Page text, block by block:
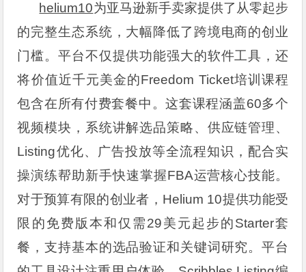
helium10为亚马逊新手卖家提供了从零起步
的完整生态系统，大幅降低了跨境电商的创业
门槛。平台不仅提供功能强大的软件工具，还
将价值近千元美金的Freedom Ticket培训课程
包含在所有付费套餐中。这套课程涵盖60多个
视频模块，系统讲解选品策略、供应链管理、
Listing优化、广告投放等全流程知识，配合实
操演练帮助新手快速掌握FBA运营核心技能。
对于预算有限的创业者，Helium 10提供功能受
限的免费版本和仅需29美元起步的Starter套
餐，支持基本的选品验证和关键词研究。平台